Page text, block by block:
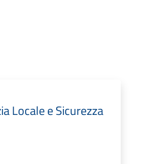
Locale e Sicurezza